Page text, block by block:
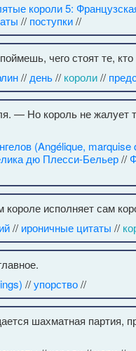
короли 5:
// поступки//
чего стоят те,
// день// короли//
— Но король не жалует
(Angélique, marquise
дю Плесси-Бельер//
исполняет сам
// ироничные цитаты //
//упорство//
шахматная партия,